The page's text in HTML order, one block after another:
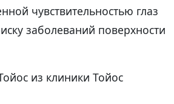
чувствительностью глаз
заболеваний поверхности
из клиники Тойос